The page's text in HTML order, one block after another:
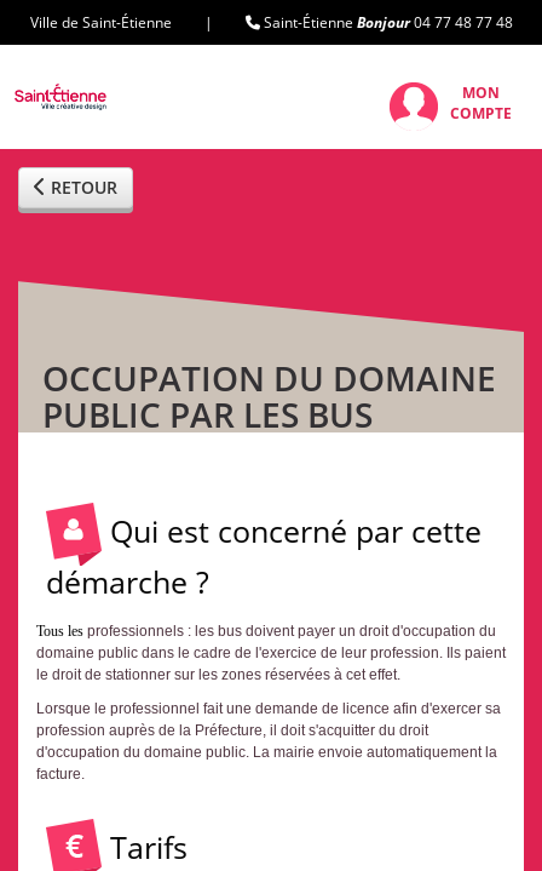
Ville de Saint-Étienne | Saint-Étienne Bonjour04 77 48 77 48
MON
COMPTE
RETOUR
OCCUPATION DU DOMAINE
PUBLIC PAR LES BUS
Qui est concerné par cette
démarche ?
Tous les professionnels : les bus doivent payer un droit d'occupation du
domaine public dans le cadre de l'exercice de leur profession. Ils paient
le droit de stationner sur les zones réservées à cet effet.
Lorsque le professionnel fait une demande de licence afin d'exercer sa
profession auprès de la Préfecture, il doit s'acquitter du droit
d'occupation du domaine public. La mairie envoie automatiquement la
facture.
Tarifs